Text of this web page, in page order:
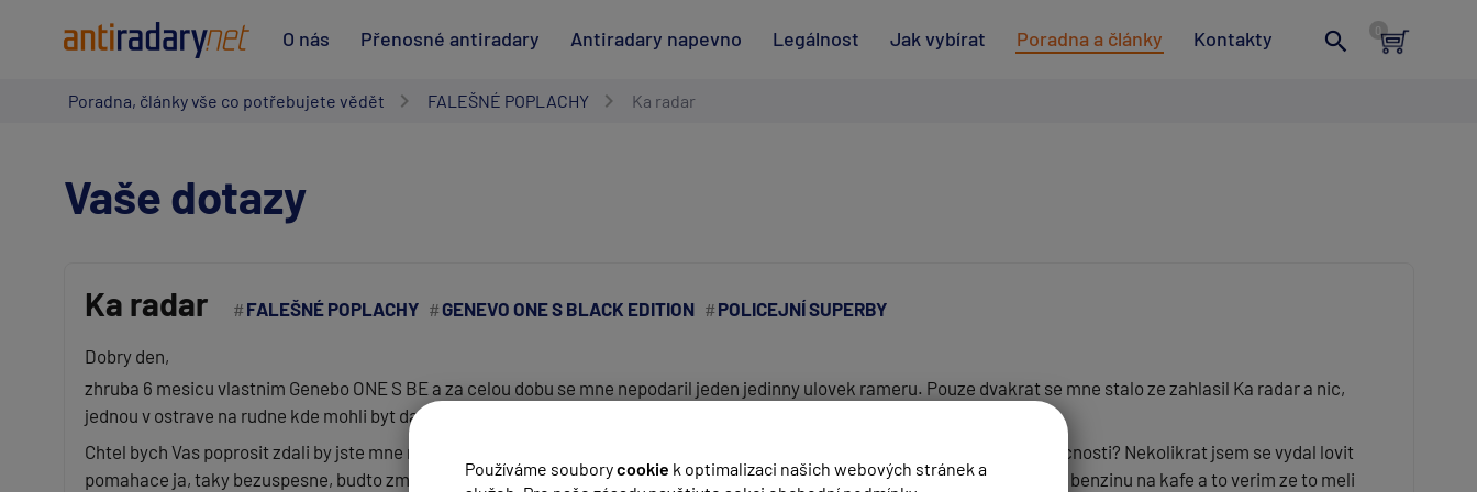
Používáme souborycookie k optimalizaci našich webových stránek a
O nás Přenosné antiradary Antiradary napevno Legálnost Jak vybírat Poradna a články Kontakty
Poradna, články vše co potřebujete vědět FALEŠNÉ POPLACHY Ka radar
Vaše dotazy
Vaše jméno:
Váš e-mail:
Předmět:
Ka radar FALEŠNÉ POPLACHY GENEVO ONE S BLACK EDITION POLICEJNÍ SUPERBY
Dobry den,
zhruba 6 mesicu vlastnim Genebo ONE S BE a za celou dobu se mne nepodaril jeden jedinny ulovek rameru. Pouze dvakrat se mne stalo ze zahlasil Ka radar a nic,
jednou v ostrave na rudne kde mohli byt daleko, podruhe v malilinkate vesnicce kde slo o zcela zjevny falesny poplach.
Chtel bych Vas poprosit zdali by jste mne nemohli napsat polohu jakehokoliv Ka radaru v blizkosti ostravy pro otestovani funkcnosti? Nekolikrat jsem se vydal lovit
pomahace ja, taky bezuspesne, budto zmizeli oni mne v provozu nebo po deseti kilometrech co jsem jel za nema si odskcili na benzinu na kafe a to verim ze to meli